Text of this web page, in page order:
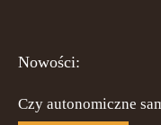
Nowości:
Czy autonomiczne